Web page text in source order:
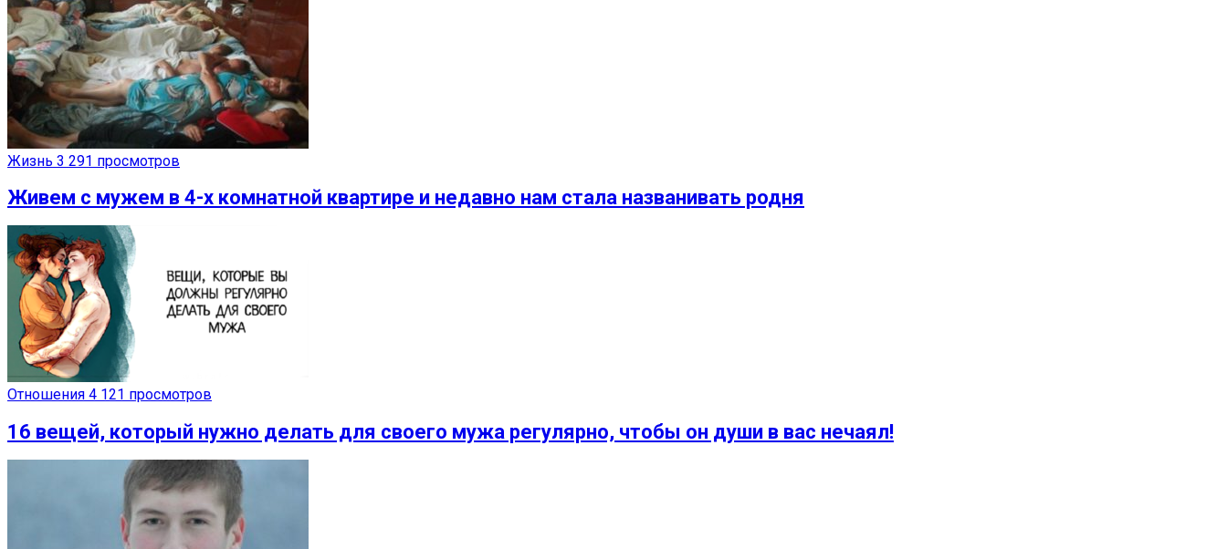
Жизнь 3 291 просмотров
Живем с мужем в 4-х комнатной квартире и недавно нам стала названивать родня
Отношения 4 121 просмотров
16 вещей, который нужно делать для своего мужа регулярно, чтобы он души в вас нечаял!